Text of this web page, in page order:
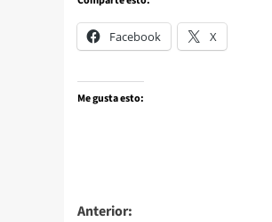
Facebook X
Me gusta esto:
Anterior: